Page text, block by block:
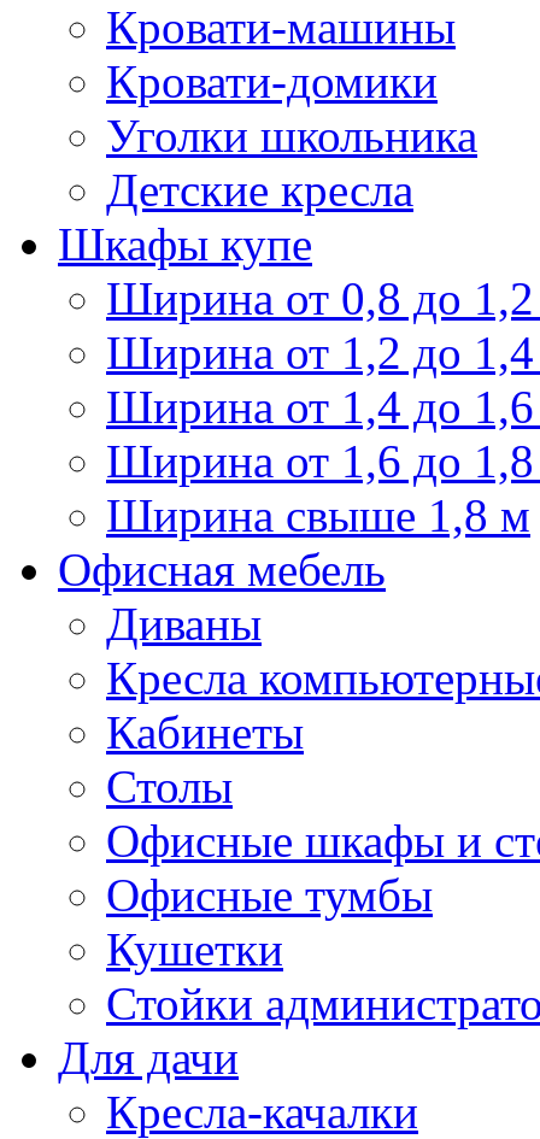
Кровати-машины
Кровати-домики
Уголки школьника
Детские кресла
Шкафы купе
Ширина от 0,8 до
Ширина от 1,2 до
Ширина от 1,4 до
Ширина от 1,6 до
Ширина свыше 1,8 м
Офисная мебель
Диваны
Кресла
Кабинеты
Столы
Офисные шкафы и
Офисные тумбы
Кушетки
Стойки
Для дачи
Кресла-качалки